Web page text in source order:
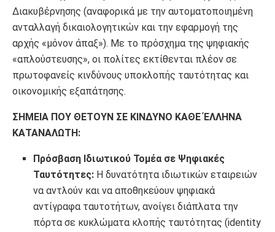
Διακυβέρνησης (αναφορικά με την αυτοματοποιημένη
ανταλλαγή δικαιολογητικών και την εφαρμογή της
αρχής «μόνον άπαξ»). Με το πρόσχημα της ψηφιακής
«απλούστευσης», οι πολίτες εκτίθενται πλέον σε
πρωτοφανείς κινδύνους υποκλοπής ταυτότητας και
οικονομικής εξαπάτησης.
ΣΗΜΕΙΑ ΠΟΥ ΘΕΤΟΥΝ ΣΕ ΚΙΝΔΥΝΟ ΚΑΘΕ ΈΛΛΗΝΑ
ΚΑΤΑΝΑΛΩΤΗ:
Πρόσβαση Ιδιωτικού Τομέα σε Ψηφιακές
Ταυτότητες: Η δυνατότητα ιδιωτικών εταιρειών
να αντλούν και να αποθηκεύουν ψηφιακά
αντίγραφα ταυτοτήτων, ανοίγει διάπλατα την
πόρτα σε κυκλώματα κλοπής ταυτότητας (identity